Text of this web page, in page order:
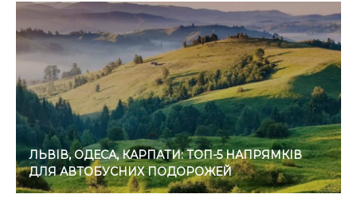
ЛЬВІВ, ОДЕСА, КАРПАТИ: ТОП-5 НАПРЯМКІВ
ДЛЯ АВТОБУСНИХ ПОДОРОЖЕЙ